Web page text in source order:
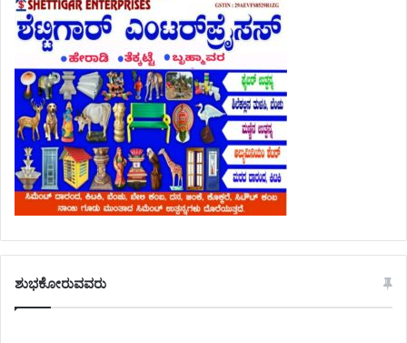
ಶುಭಕೋರುವವರು